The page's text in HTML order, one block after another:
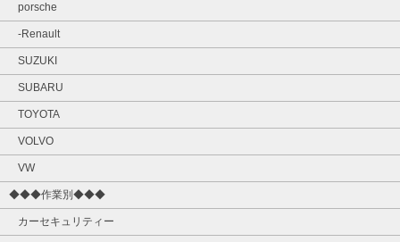
porsche
-Renault
SUZUKI
SUBARU
TOYOTA
VOLVO
VW
◆◆◆作業別◆◆◆
カーセキュリティー